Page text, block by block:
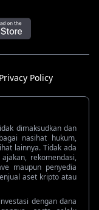
Privacy Policy
dimaksudkan dan
nasihat hukum,
lainnya. Tidak ada
rekomendasi,
maupun penyedia
aset kripto atau
dengan dana